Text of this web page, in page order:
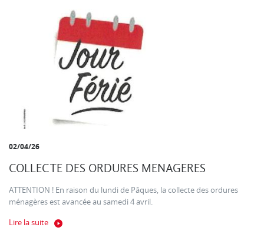
02/04/26
COLLECTE DES ORDURES MENAGERES
ATTENTION ! En raison du lundi de Pâques, la collecte des ordures
ménagères est avancée au samedi 4 avril.
Lire la suite